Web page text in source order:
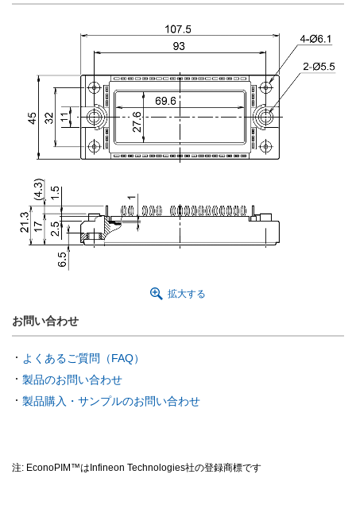
拡大する
お問い合わせ
よくあるご質問（FAQ）
製品のお問い合わせ
製品購入・サンプルのお問い合わせ
注: EconoPIM™はInfineon Technologies社の登録商標です